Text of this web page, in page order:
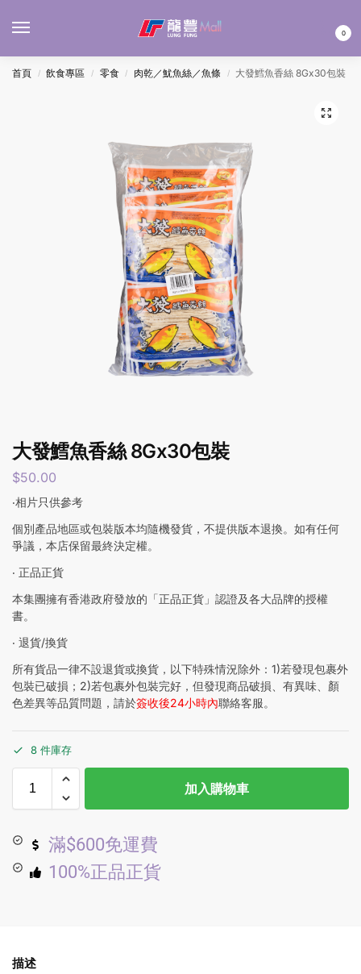
0
首頁 / 飲食專區 / 零食 / 肉乾／魷魚絲／魚條 / 大發鱈魚香絲 8Gx30包裝
大發鱈魚香絲 8Gx30包裝
$50.00
‧相片只供參考
個別產品地區或包裝版本均隨機發貨，不提供版本退換。如有任何
爭議，本店保留最終決定權。
‧ 正品正貨
本集團擁有香港政府發放的「正品正貨」認證及各大品牌的授權
書。
‧ 退貨/換貨
所有貨品一律不設退貨或換貨，以下特殊情況除外：1)若發現包裹外
包裝已破損；2)若包裹外包裝完好，但發現商品破損、有異味、顏
色差異等品質問題，請於簽收後24小時內聯絡客服。
8 件庫存
加入購物車
滿$600免運費
100%正品正貨
描述